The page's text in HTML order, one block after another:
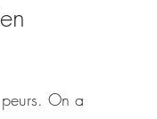
On a